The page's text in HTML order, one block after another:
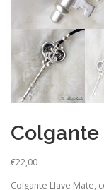
€22,00
Colgante Llave Mate,